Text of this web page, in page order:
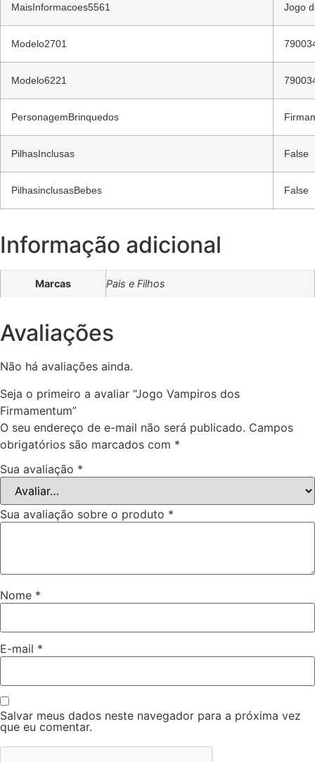
MaisInformacoes5561 Jogo
Modelo2701
Modelo6221
PersonagemBrinquedos
PilhasInclusas False
PilhasinclusasBebes False
Informação adicional
Marcas Pais e Filhos
Avaliações
Não há avaliações ainda.
Seja o primeiro a avaliar “Jogo Vampiros dos
Firmamentum”
O seu endereço de e-mail não será publicado. Campos
obrigatórios são marcados com *
Sua avaliação *
Sua avaliação sobre o produto *
Nome *
E-mail *
Salvar meus dados neste navegador para a próxima vez
que eu comentar.